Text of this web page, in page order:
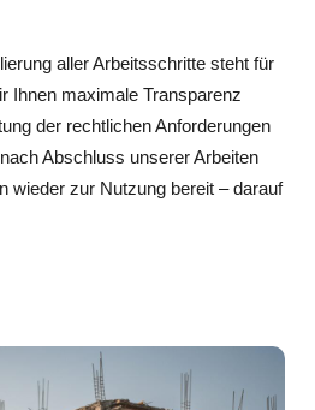
aller Arbeitsschritte steht für
Ihnen maximale Transparenz
der rechtlichen Anforderungen
Abschluss unserer Arbeiten
wieder zur Nutzung bereit – darauf